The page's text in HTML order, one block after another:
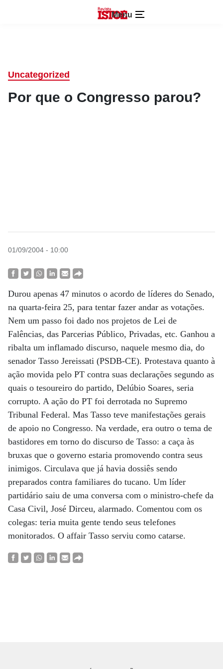
Menu
Uncategorized
Por que o Congresso parou?
01/09/2004 - 10:00
Durou apenas 47 minutos o acordo de líderes do Senado,
na quarta-feira 25, para tentar fazer andar as votações.
Nem um passo foi dado nos projetos de Lei de
Falências, das Parcerias Público, Privadas, etc. Ganhou a
ribalta um inflamado discurso, naquele mesmo dia, do
senador Tasso Jereissati (PSDB-CE). Protestava quanto à
ação movida pelo PT contra suas declarações segundo as
quais o tesoureiro do partido, Delúbio Soares, seria
corrupto. A ação do PT foi derrotada no Supremo
Tribunal Federal. Mas Tasso teve manifestações gerais
de apoio no Congresso. Na verdade, era outro o tema de
bastidores em torno do discurso de Tasso: a caça às
bruxas que o governo estaria promovendo contra seus
inimigos. Circulava que já havia dossiês sendo
preparados contra familiares do tucano. Um líder
partidário saiu de uma conversa com o ministro-chefe da
Casa Civil, José Dirceu, alarmado. Comentou com os
colegas: teria muita gente tendo seus telefones
monitorados. O affair Tasso serviu como catarse.